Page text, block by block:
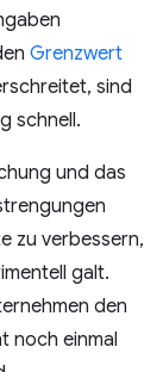
Grenzwert
sind
schnell.
und das
zu verbessern,
galt.
den
noch einmal